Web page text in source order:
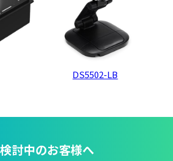
DS5502-LB
討中のお客様へ